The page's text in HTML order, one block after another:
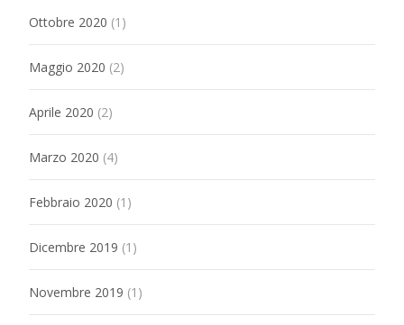
Ottobre 2020 (1)
Maggio 2020 (2)
Aprile 2020 (2)
Marzo 2020 (4)
Febbraio 2020 (1)
Dicembre 2019 (1)
Novembre 2019 (1)